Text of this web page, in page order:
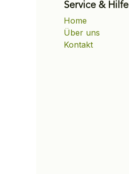
Service & Hilfe
Home
Über uns
Kontakt